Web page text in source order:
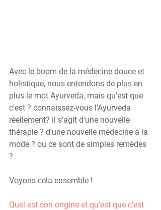
Avec le boom de la médecine douce et
holistique, nous entendons de plus en
plus le mot Ayurveda, mais qu'est que
c'est ? connaissez-vous l'Ayurveda
réellement? il s'agit d'une nouvelle
thérapie ? d'une nouvelle médecine à la
mode ? ou ce sont de simples remèdes
?
Voyons cela ensemble !
Quel est son origine et qu'est que c'est